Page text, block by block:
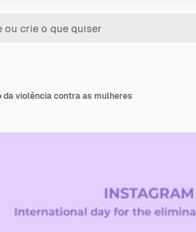
violência contra as mulheres